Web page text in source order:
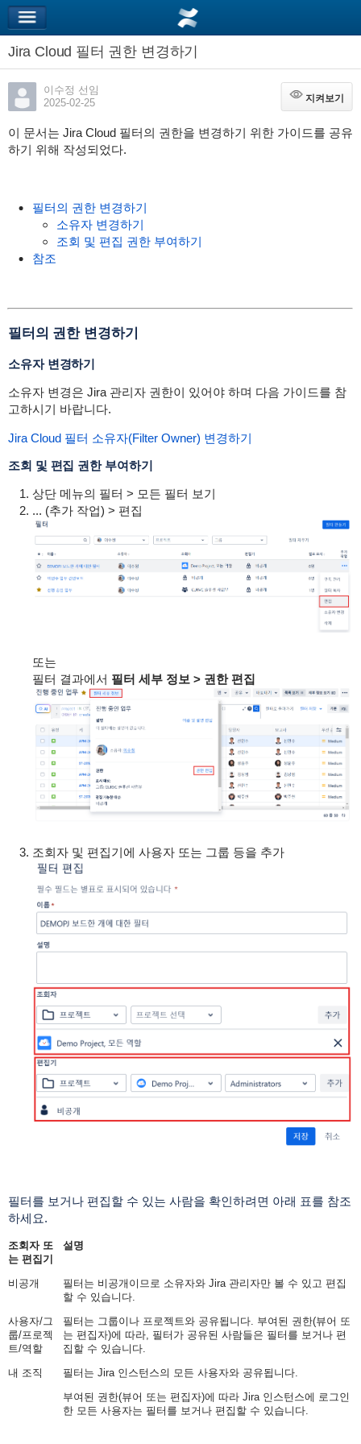
Jira Cloud 필터 권한 변경하기
이수정 선임
2025-02-25
지켜보기
지켜보기
이 문서는 Jira Cloud 필터의 권한을 변경하기 위한 가이드를 공유
하기 위해 작성되었다.
필터의 권한 변경하기
소유자 변경하기
조회 및 편집 권한 부여하기
참조
필터의 권한 변경하기
소유자 변경하기
소유자 변경은 Jira 관리자 권한이 있어야 하며 다음 가이드를 참
고하시기 바랍니다.
Jira Cloud 필터 소유자(Filter Owner) 변경하기
조회 및 편집 권한 부여하기
상단 메뉴의 필터 > 모든 필터 보기
... (추가 작업) > 편집
또는
필터 결과에서 필터 세부 정보 > 권한 편집
조회자 및 편집기에 사용자 또는 그룹 등을 추가
필터를 보거나 편집할 수 있는 사람을 확인하려면 아래 표를 참조
하세요.
조회자 또
는 편집기
설명
비공개
필터는 비공개이므로 소유자와 Jira 관리자만 볼 수 있고 편집
할 수 있습니다.
사용자/그
룹/프로젝
트/역할
필터는 그룹이나 프로젝트와 공유됩니다. 부여된 권한(뷰어 또
는 편집자)에 따라, 필터가 공유된 사람들은 필터를 보거나 편
집할 수 있습니다.
내 조직
필터는 Jira 인스턴스의 모든 사용자와 공유됩니다.
부여된 권한(뷰어 또는 편집자)에 따라 Jira 인스턴스에 로그인
한 모든 사용자는 필터를 보거나 편집할 수 있습니다.